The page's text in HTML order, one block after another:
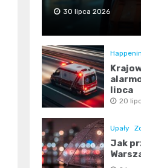
30 lipca 2026
lipca
20
Upały
Jak